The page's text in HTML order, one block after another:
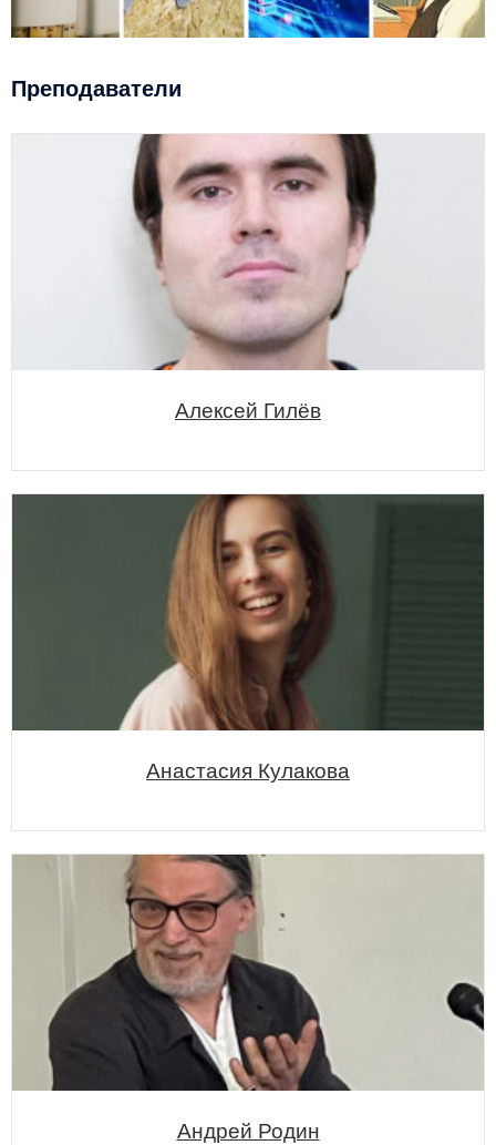
Преподаватели
Алексей Гилёв
Анастасия Кулакова
Андрей Родин